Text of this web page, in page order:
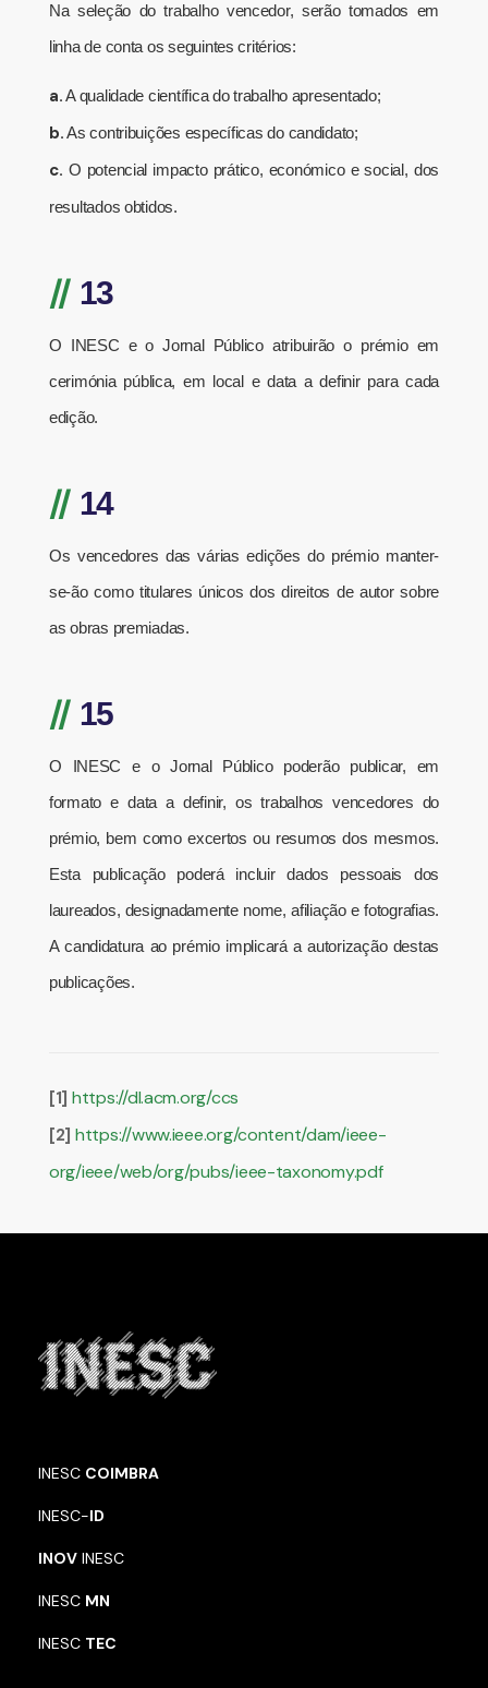
Na seleção do trabalho vencedor, serão tomados em
linha de conta os seguintes critérios:
a.A qualidade científica do trabalho apresentado;
b.As contribuições específicas do candidato;
c. O potencial impacto prático, económico e social, dos
resultados obtidos.
// 13
O INESC e o Jornal Público atribuirão o prémio em
cerimónia pública, em local e data a definir para cada
edição.
// 14
Os vencedores das várias edições do prémio manter-
se-ão como titulares únicos dos direitos de autor sobre
as obras premiadas.
// 15
O INESC e o Jornal Público poderão publicar, em
formato e data a definir, os trabalhos vencedores do
prémio, bem como excertos ou resumos dos mesmos.
Esta publicação poderá incluir dados pessoais dos
laureados, designadamente nome, afiliação e fotografias.
A candidatura ao prémio implicará a autorização destas
publicações.
[1] https://dl.acm.org/ccs
[2] https://www.ieee.org/content/dam/ieee-
org/ieee/web/org/pubs/ieee-taxonomy.pdf
INESC COIMBRA
INESC-ID
INOV INESC
INESC MN
INESC TEC